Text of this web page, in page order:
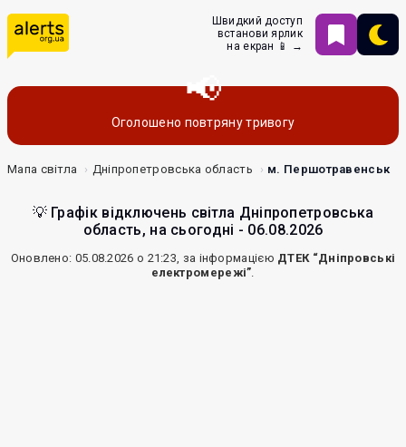
Швидкий доступ
встанови ярлик
на екран 📱 →
Оголошено повтряну тривогу
Мапа світла Дніпропетровська область м. Першотравенськ
💡 Графік відключень світла Дніпропетровська
область, на сьогодні - 06.08.2026
Оновлено: 05.08.2026 о 21:23, за інформацією ДТЕК “Дніпровські
електромережі”.